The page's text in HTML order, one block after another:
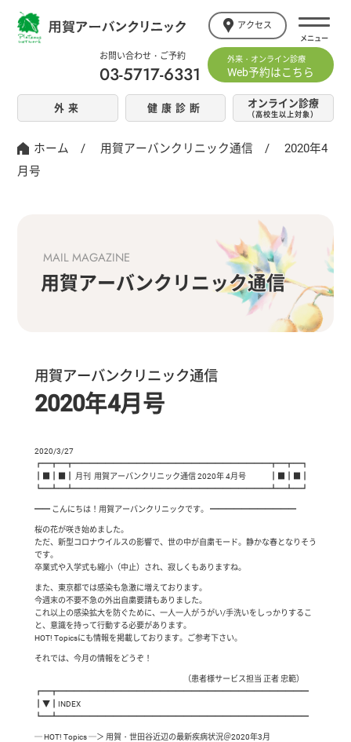
お問い合わせ・ご予約
03-5717-6331
外来・オンライン診療
Web予約はこちら
アクセス
外来 健康診断 オンライン診療
（高校生以上対象）
ホーム / 用賀アーバンクリニック通信 /2020年4
月号
MAIL MAGAZINE
用賀アーバンクリニック通信
用賀アーバンクリニック通信
2020年4月号
2020/3/27
┏━┳━┳━━━━━━━━━━━━━━━━━━━━━━━━━┳━┳━┓
┃■┃■┃ 月刊 用賀アーバンクリニック通信 2020年 4月号 ┃■┃■┃
┗━┻━┻━━━━━━━━━━━━━━━━━━━━━━━━━┻━┻━┛
━━ こんにちは！用賀アーバンクリニックです。 ━━━━━━━━━━━
桜の花が咲き始めました。
ただ、新型コロナウイルスの影響で、世の中が自粛モード。静かな春となりそう
です。
卒業式や入学式も縮小（中止）され、寂しくもありますね。
また、東京都では感染も急激に増えております。
今週末の不要不急の外出自粛要請もありました。
これ以上の感染拡大を防ぐために、一人一人がうがい/手洗いをしっかりするこ
と、意識を持って行動する必要があります。
HOT! Topicsにも情報を掲載しております。ご参考下さい。
それでは、今月の情報をどうぞ！
（患者様サービス担当 正者 忠範）
┏━┳━━━━━━━━━━━━━━━━━━━━━━━━━━━━━━━━
┃▼┃INDEX
┗━┻━━━━━━━━━━━━━━━━━━━━━━━━━━━━━━━━
─ HOT! Topics ─＞ 用賀・世田谷近辺の最新疾病状況＠2020年3月